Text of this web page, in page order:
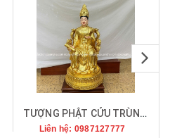
TƯỢNG PHẬT CỬU TRÙNG THIÊN DÁT VÀNG 9999
Liên hệ: 0987127777